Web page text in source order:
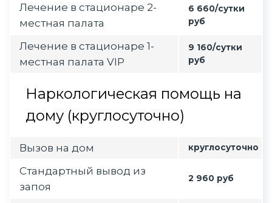
Лечение в стационаре 2-
местная палата
6 660/сутки
руб
Лечение в стационаре 1-
местная палата VIP
9 160/сутки
руб
Наркологическая помощь на
дому (круглосуточно)
Вызов на дом круглосуточно
Стандартный вывод из
запоя
2 960 руб